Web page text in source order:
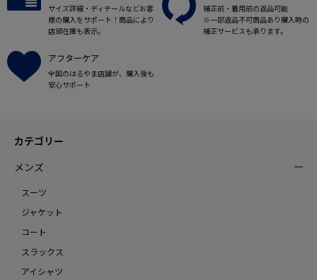
サイズ詳細・ディテールなどお客
様の購入をサポート！商品により
店頭在庫も表示。
補正前・着用前の返品可能
※一部返品不可商品あり購入時の
補正サービスも承ります。
アフターケア
全国のはるやま店舗が、購入後も
安心サポート
カテゴリー
メンズ
スーツ
ジャケット
コート
スラックス
アイシャツ